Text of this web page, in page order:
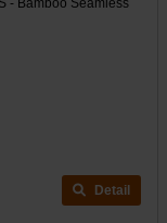
- Bamboo Seamless
Detail